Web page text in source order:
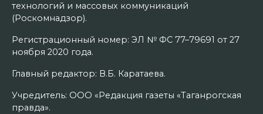
технологий и массовых коммуникаций
(Роскомнадзор).
Регистрационный номер: ЭЛ № ФС 77–79691 от 27
ноября 2020 года.
Главный редактор: В.Б. Каратаева.
Учредитель: ООО «Редакция газеты «Таганрогская
правда».